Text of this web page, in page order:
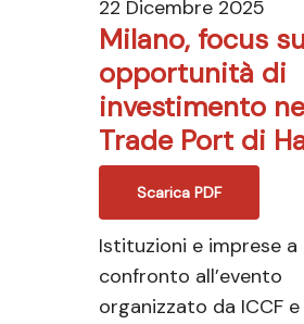
22 Dicembre 2025
Milano, focus
opportunità di
investimento
Trade Port di
Scarica PDF
Istituzioni e imprese a
confronto all’evento
organizzato da ICCF e